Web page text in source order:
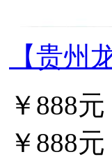
【贵州
￥888元
￥888元